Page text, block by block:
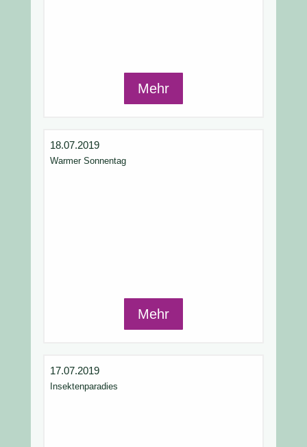
Mehr
18.07.2019
Warmer Sonnentag
Mehr
17.07.2019
Insektenparadies